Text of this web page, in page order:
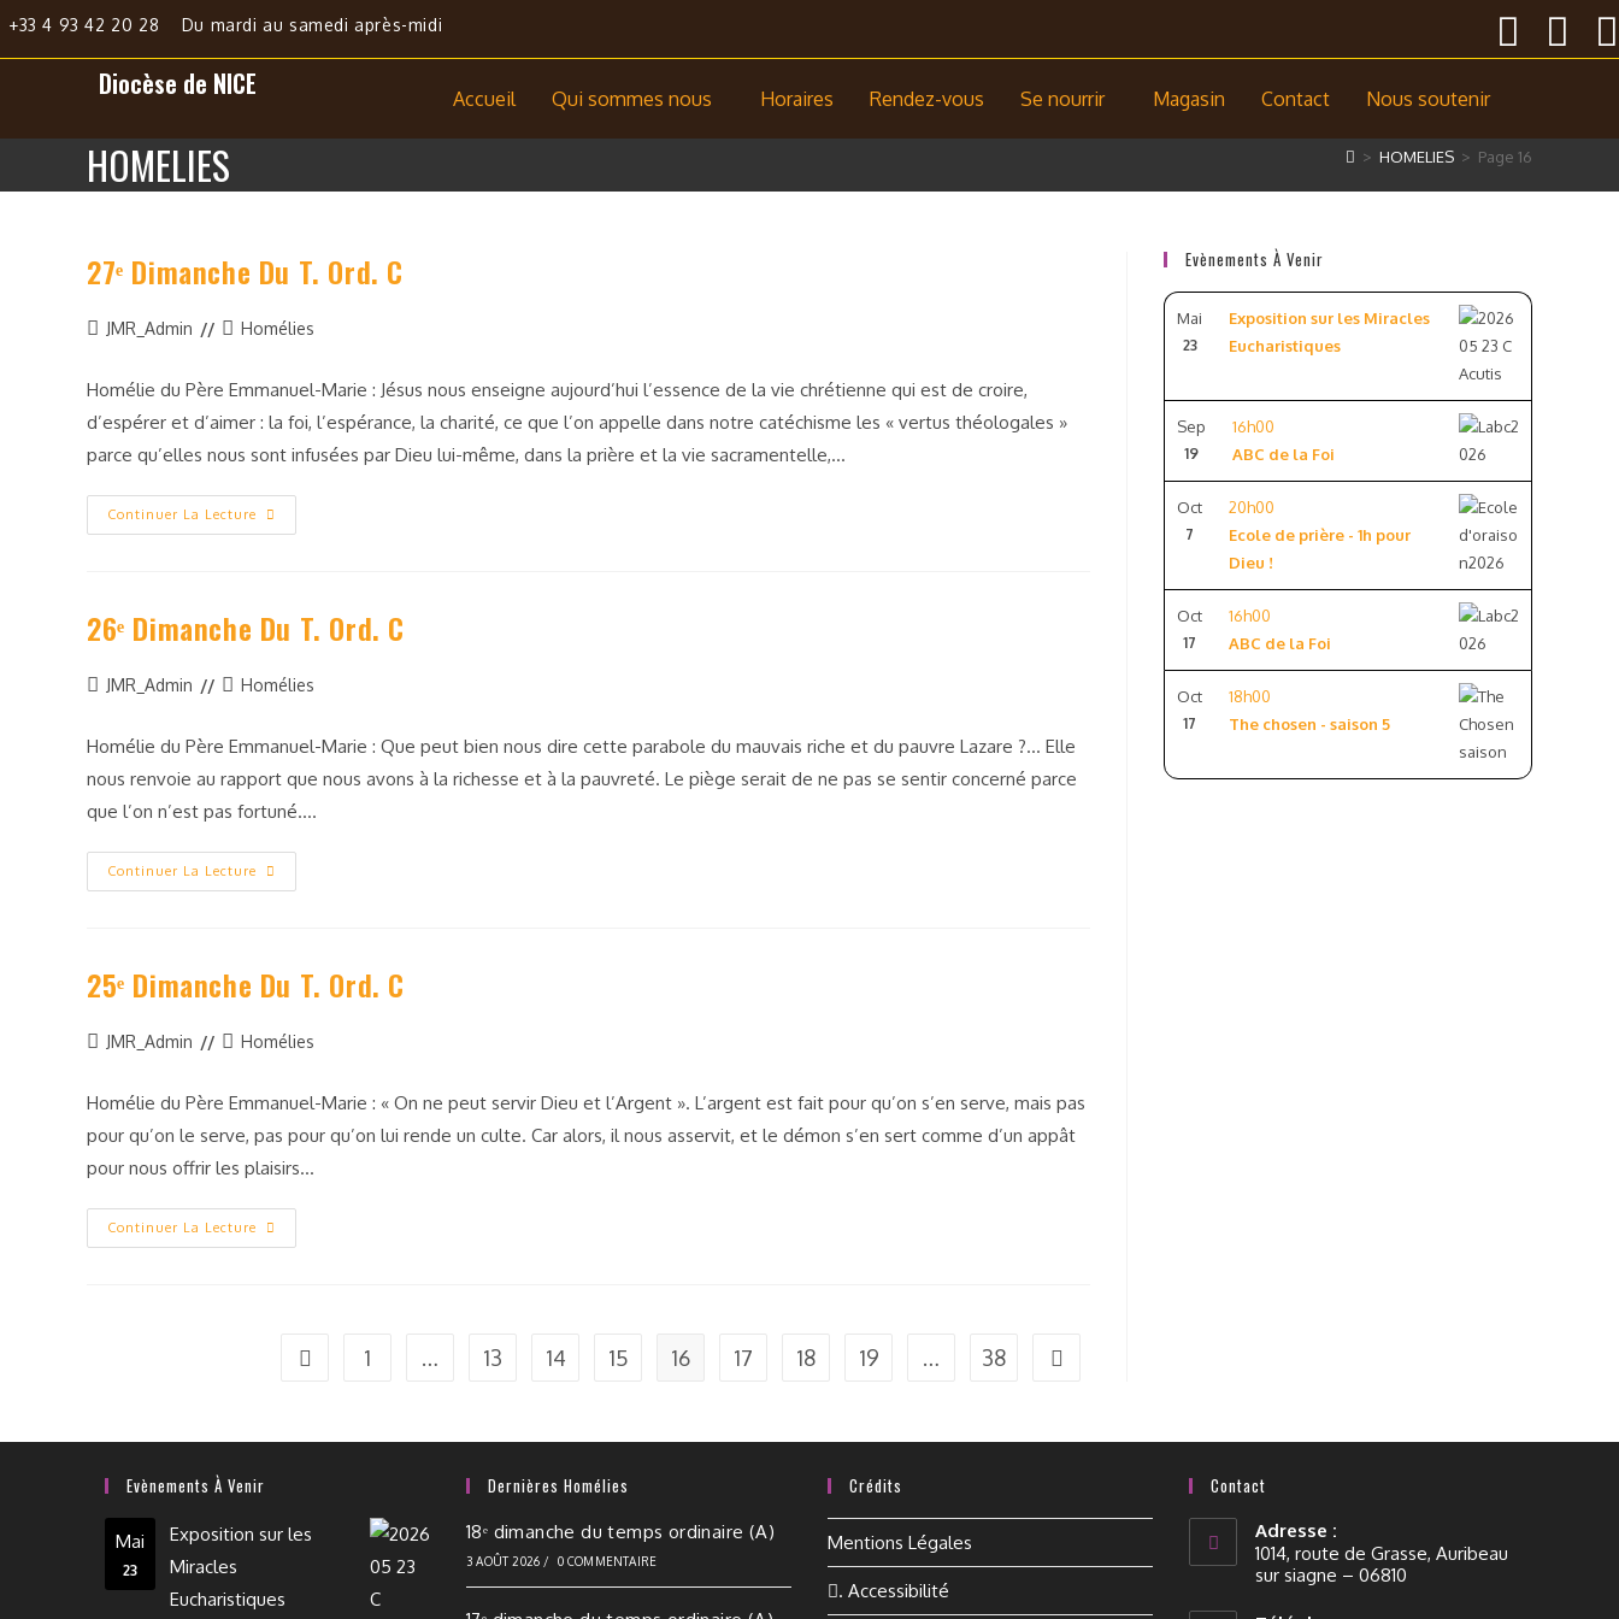
+33 4 93 42 20 28 Du mardi au samedi après-midi
Diocèse de NICE Accueil Qui sommes nous Horaires Rendez-vous Se nourrir Magasin Contact Nous soutenir
HOMELIES > HOMELIES > Page 16
27ᵉ Dimanche Du T. Ord. C
JMR_Admin Homélies
Homélie du Père Emmanuel-Marie : Jésus nous enseigne aujourd’hui l’essence de la vie chrétienne qui est de croire,
d’espérer et d’aimer : la foi, l’espérance, la charité, ce que l’on appelle dans notre catéchisme les « vertus théologales »
parce qu’elles nous sont infusées par Dieu lui-même, dans la prière et la vie sacramentelle,…
Continuer La Lecture
26ᵉ Dimanche Du T. Ord. C
JMR_Admin Homélies
Homélie du Père Emmanuel-Marie : Que peut bien nous dire cette parabole du mauvais riche et du pauvre Lazare ?... Elle
nous renvoie au rapport que nous avons à la richesse et à la pauvreté. Le piège serait de ne pas se sentir concerné parce
que l’on n’est pas fortuné.…
Continuer La Lecture
25ᵉ Dimanche Du T. Ord. C
JMR_Admin Homélies
Homélie du Père Emmanuel-Marie : « On ne peut servir Dieu et l’Argent ». L’argent est fait pour qu’on s’en serve, mais pas
pour qu’on le serve, pas pour qu’on lui rende un culte. Car alors, il nous asservit, et le démon s’en sert comme d’un appât
pour nous offrir les plaisirs…
Continuer La Lecture
1 … 13 14 15 16 17 18 19 … 38
Evènements À Venir
Mai
23
Exposition sur les Miracles
Eucharistiques
Sep
19
16h00
ABC de la Foi
Oct
7
20h00
Ecole de prière - 1h pour
Dieu !
Oct
17
16h00
ABC de la Foi
Oct
17
18h00
The chosen - saison 5
Evènements À Venir
Mai
23
Exposition sur les
Miracles
Eucharistiques
Dernières Homélies
18ᵉ dimanche du temps ordinaire (A)
3 AOÛT 2026 / 0 COMMENTAIRE
Crédits
Mentions Légales
. Accessibilité
Contact
Adresse :
1014, route de Grasse, Auribeau
sur siagne – 06810